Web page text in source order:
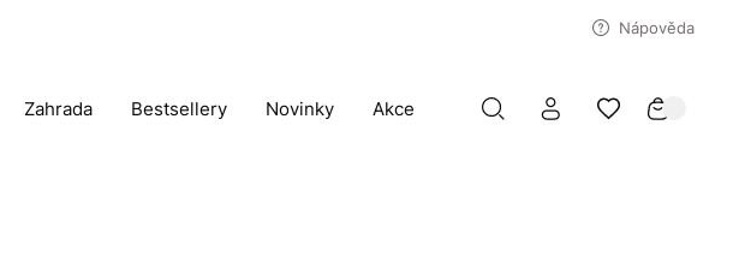
Nápověda
Zahrada Bestsellery Novinky Akce